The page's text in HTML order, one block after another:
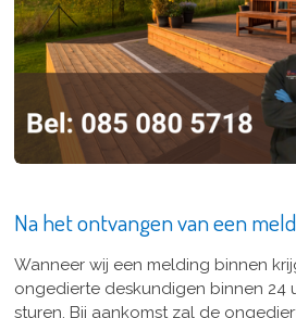
Na het ontvangen van een
Wanneer wij een melding binnen
ongedierte deskundigen binnen 24
sturen. Bij aankomst zal de